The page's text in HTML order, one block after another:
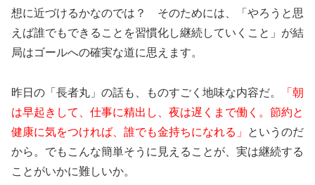
想に近づけるかなのでは？ そのためには、「やろうと思
えば誰でもできることを習慣化し継続していくこと」が結
局はゴールへの確実な道に思えます。
昨日の「長者丸」の話も、ものすごく地味な内容だ。 「 朝
は早起きして、仕事に精出し、夜は遅くまで働く。節約と
健康に気をつければ、誰でも金持ちになれる」
というのだ
から。でもこんな簡単そうに見えることが、実は継続する
ことがいかに難しいか。